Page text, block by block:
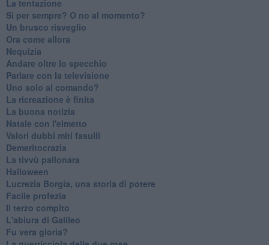
La tentazione
​Sì per sempre? O no al momento?
Un brusco risveglio
Ora come allora
Nequizia
Andare oltre lo specchio
Parlare con la televisione
Uno solo al comando?
La ricreazione è finita
La buona notizia
Natale con l'elmetto
Valori dubbi miti fasulli
Demeritocrazia
La tivvù pallonara
Halloween
​Lucrezia Borgia, una storia di potere
Facile profezia
Il terzo compito
L'abiura di Galileo
Fu vera gloria?